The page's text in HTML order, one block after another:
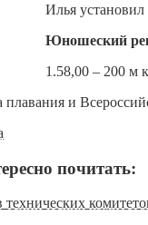
Илья
Юношеский
1.58,00 – 200 м
плавания и
почитать:
технических